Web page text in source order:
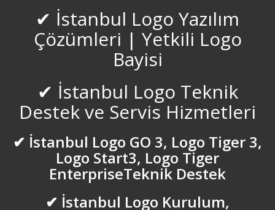
✔ İstanbul Logo Yazılım
Çözümleri | Yetkili Logo
Bayisi
✔ İstanbul Logo Teknik
Destek ve Servis Hizmetleri
✔ İstanbul Logo GO 3, Logo Tiger 3,
Logo Start3, Logo Tiger
EnterpriseTeknik Destek
✔ İstanbul Logo Kurulum,